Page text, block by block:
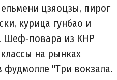
цзяоцзы, пирог
курица гунбао и
Шеф‑повара из КНР
на рынках
"Три вокзала.